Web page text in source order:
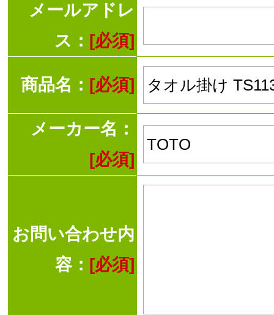
メールアドレ
ス： [必須]
商品名： [必須]
メーカー名：
[必須]
お問い合わせ内
容： [必須]